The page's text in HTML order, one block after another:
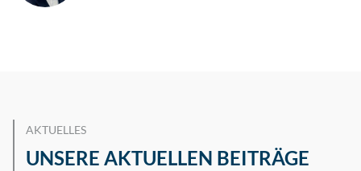
AKTUELLES
UNSERE AKTUELLEN BEITRÄGE